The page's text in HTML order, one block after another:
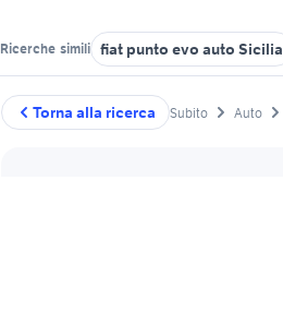
Ricerche simili fiat punto evo auto Sicilia
Torna alla ricerca Subito Auto